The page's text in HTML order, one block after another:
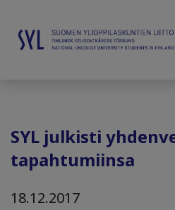
SYL julkisti
tapahtumiinsa
18.12.2017